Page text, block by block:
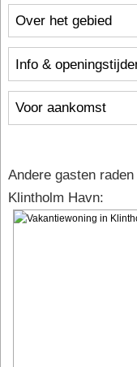
Over het gebied
Info &
Voor aankomst
Andere gasten
Klintholm Havn: